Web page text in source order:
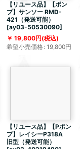
【リユース品】【ポン
プ】サンソー RMD-
421（発送可能）
[ay03-50530090]
19,800円(税込)
希望小売価格: 19,800円
【リユース品】【Pポン
プ】レイシーP318A
旧型（発送可能）